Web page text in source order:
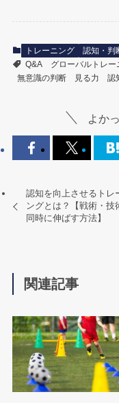
トレーニング
認知・判
Q&A
グローバルトレー
無意識の判断
見る力 認
よか
認知を向上させるトレ
ングとは？【戦術・技
同時に伸ばす方法】
関連記事